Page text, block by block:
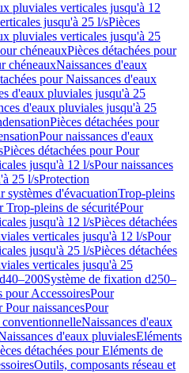
pluviales verticales jusqu'à 12
jusqu'à 25 l/sPièces
pluviales verticales jusqu'à 25
chéneauxPièces détachées pour
chéneauxNaissances d'eaux
pour Naissances d'eaux
d'eaux pluviales jusqu'à 25
d'eaux pluviales jusqu'à 25
Pièces détachées pour
Pour naissances d'eaux
Pièces détachées pour Pour
jusqu'à 12 l/sPour naissances
25 l/sProtection
systèmes d'évacuationTrop-pleins
Trop-pleins de sécuritéPour
jusqu'à 12 l/sPièces détachées
verticales jusqu'à 12 l/sPour
jusqu'à 25 l/sPièces détachées
verticales jusqu'à 25
Système de fixation d250–
pour AccessoiresPour
Pour naissancesPour
Naissances d'eaux
d'eaux pluvialesEléments
détachées pour Eléments de
Outils, composants réseau et